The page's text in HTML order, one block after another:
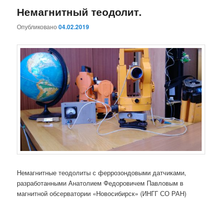
Немагнитный теодолит.
Опубликовано04.02.2019
Немагнитные теодолиты с феррозондовыми датчиками,
разработанными Анатолием Федоровичем Павловым в
магнитной обсерватории «Новосибирск» (ИНГГ СО РАН)